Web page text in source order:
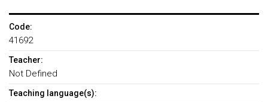
Code:
41692
Teacher:
Not Defined
Teaching language(s):